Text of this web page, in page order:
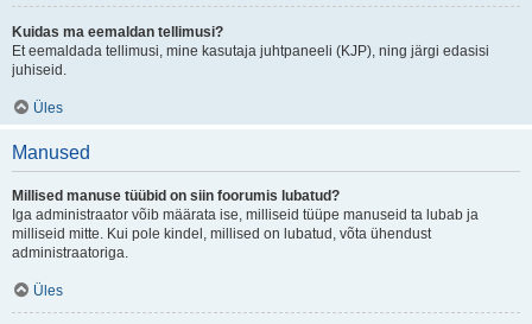
Kuidas ma eemaldan tellimusi?
Et eemaldada tellimusi, mine kasutaja juhtpaneeli (KJP), ning järgi edasisi
juhiseid.
Üles
Manused
Millised manuse tüübid on siin foorumis lubatud?
Iga administraator võib määrata ise, milliseid tüüpe manuseid ta lubab ja
milliseid mitte. Kui pole kindel, millised on lubatud, võta ühendust
administraatoriga.
Üles